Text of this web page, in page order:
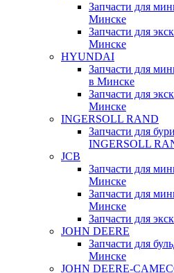
Запчасти для
Минске
Запчасти для
Минске
HYUNDAI
Запчасти для
в Минске
Запчасти для
Минске
INGERSOLL RAND
Запчасти для
INGERSOLL
JCB
Запчасти для
Минске
Запчасти для
Минске
Запчасти для
JOHN DEERE
Запчасти для
Минске
JOHN DEERE-